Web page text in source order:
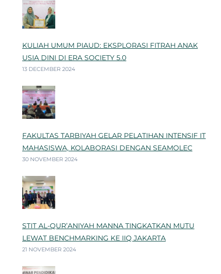
KULIAH UMUM PIAUD: EKSPLORASI FITRAH ANAK
USIA DINI DI ERA SOCIETY 5.0
13 DECEMBER 2024
FAKULTAS TARBIYAH GELAR PELATIHAN INTENSIF IT
MAHASISWA, KOLABORASI DENGAN SEAMOLEC
30 NOVEMBER 2024
STIT AL-QUR’ANIYAH MANNA TINGKATKAN MUTU
LEWAT BENCHMARKING KE IIQ JAKARTA
21 NOVEMBER 2024